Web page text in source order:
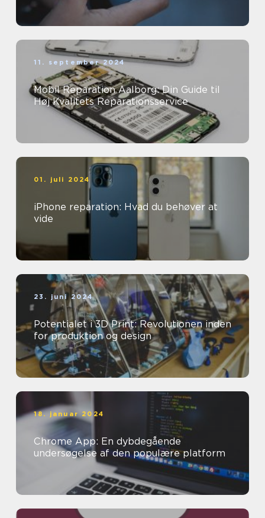
11. september 2024
Mobil Reparation Aalborg: Din Guide til
Høj Kvalitets Reparationsservice
01. juli 2024
iPhone reparation: Hvad du behøver at
vide
23. juni 2024
Potentialet i 3D Print: Revolutionen inden
for produktion og design
18. januar 2024
Chrome App: En dybdegående
undersøgelse af den populære platform